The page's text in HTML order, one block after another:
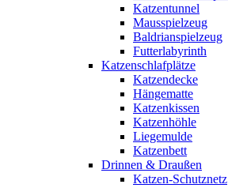
Katzentunnel
Mausspielzeug
Baldrianspielzeug
Futterlabyrinth
Katzenschlafplätze
Katzendecke
Hängematte
Katzenkissen
Katzenhöhle
Liegemulde
Katzenbett
Drinnen & Draußen
Katzen-Schutznetz